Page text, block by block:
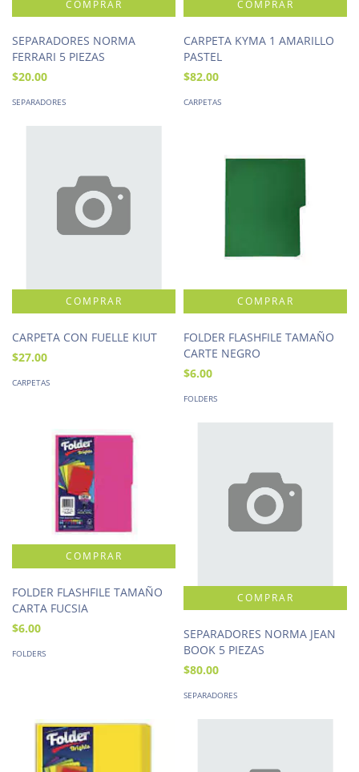
SEPARADORES NORMA
FERRARI 5 PIEZAS
$20.00
SEPARADORES
CARPETA KYMA 1 AMARILLO
PASTEL
$82.00
CARPETAS
CARPETA CON FUELLE KIUT
$27.00
CARPETAS
FOLDER FLASHFILE TAMAÑO
CARTE NEGRO
$6.00
FOLDERS
FOLDER FLASHFILE TAMAÑO
CARTA FUCSIA
$6.00
FOLDERS
SEPARADORES NORMA JEAN
BOOK 5 PIEZAS
$80.00
SEPARADORES